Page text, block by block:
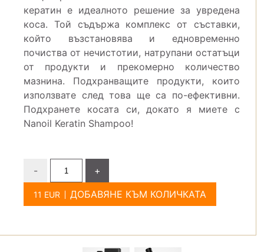
кератин е идеалното решение за увредена
коса. Той съдържа комплекс от съставки,
който възстановява и едновременно
почиства от нечистотии, натрупани остатъци
от продукти и прекомерно количество
мазнина. Подхранващите продукти, които
използвате след това ще са по-ефективни.
Подхранете косата си, докато я миете с
Nanoil Keratin Shampoo!
-
+
ДОБАВЯНЕ КЪМ КОЛИЧКАТА